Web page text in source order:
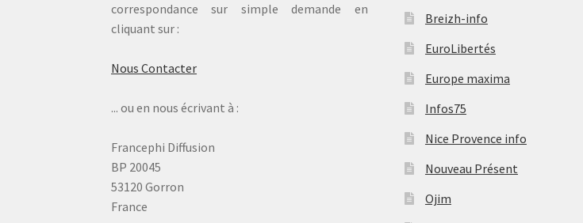
correspondance sur simple demande en
cliquant sur :
Nous Contacter
... ou en nous écrivant à :
Francephi Diffusion
BP 20045
53120 Gorron
France
Breizh-info
EuroLibertés
Europe maxima
Infos75
Nice Provence info
Nouveau Présent
Ojim